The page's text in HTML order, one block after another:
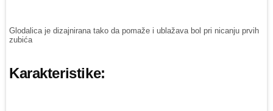
Glodalica je dizajnirana tako da pomaže i ublažava bol pri nicanju prvih
zubića
Karakteristike: